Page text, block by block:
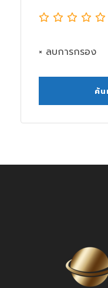
× ลบการกรอง